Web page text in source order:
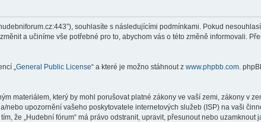
hudebniforum.cz:443”), souhlasíte s následujícími podmínkami. Pokud
a učiníme vše potřebné pro to, abychom vás o této změně informovali.
„ General Public License“ a které je možno stáhnout z www.phpbb.com .
materiálem, který by mohl porušovat platné zákony ve vaší zemi, zákony v
upozornění vašeho poskytovatele internetových služeb (ISP) na vaši
že „Hudební fórum“ má právo odstranit, upravit, přesunout nebo uzamknout